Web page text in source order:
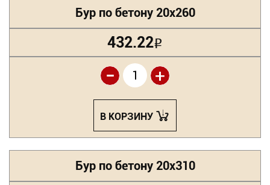
Бур по бетону 20х260
432.22Р
+
-
В КОРЗИНУ
Бур по бетону 20х310